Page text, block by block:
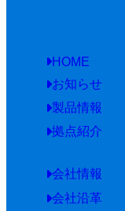
HOME
お知らせ
製品情報
拠点紹介
会社情報
会社沿革